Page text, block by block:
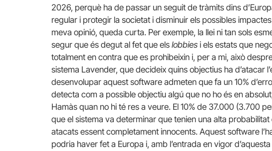
2026, perquè ha de passar un seguit de tràmits dins
regular i protegir la societat i disminuir els possibles
meva opinió, queda curta. Per exemple, la llei ni tan sols
segur que és degut al fet que els lobbies i els estats que
totalment en contra que es prohibeixin i, per a mi, això
sistema Lavender, que decideix quins objectius ha d’atacar
desenvolupar aquest software admeten que fa un 10%
detecta com a possible objectiu algú que no ho és en
Hamàs quan no hi té res a veure. El 10% de 37.000 (3.700
que el sistema va determinar que tenien una alta
atacats essent completament innocents. Aquest software
podria haver fet a Europa i, amb l’entrada en vigor